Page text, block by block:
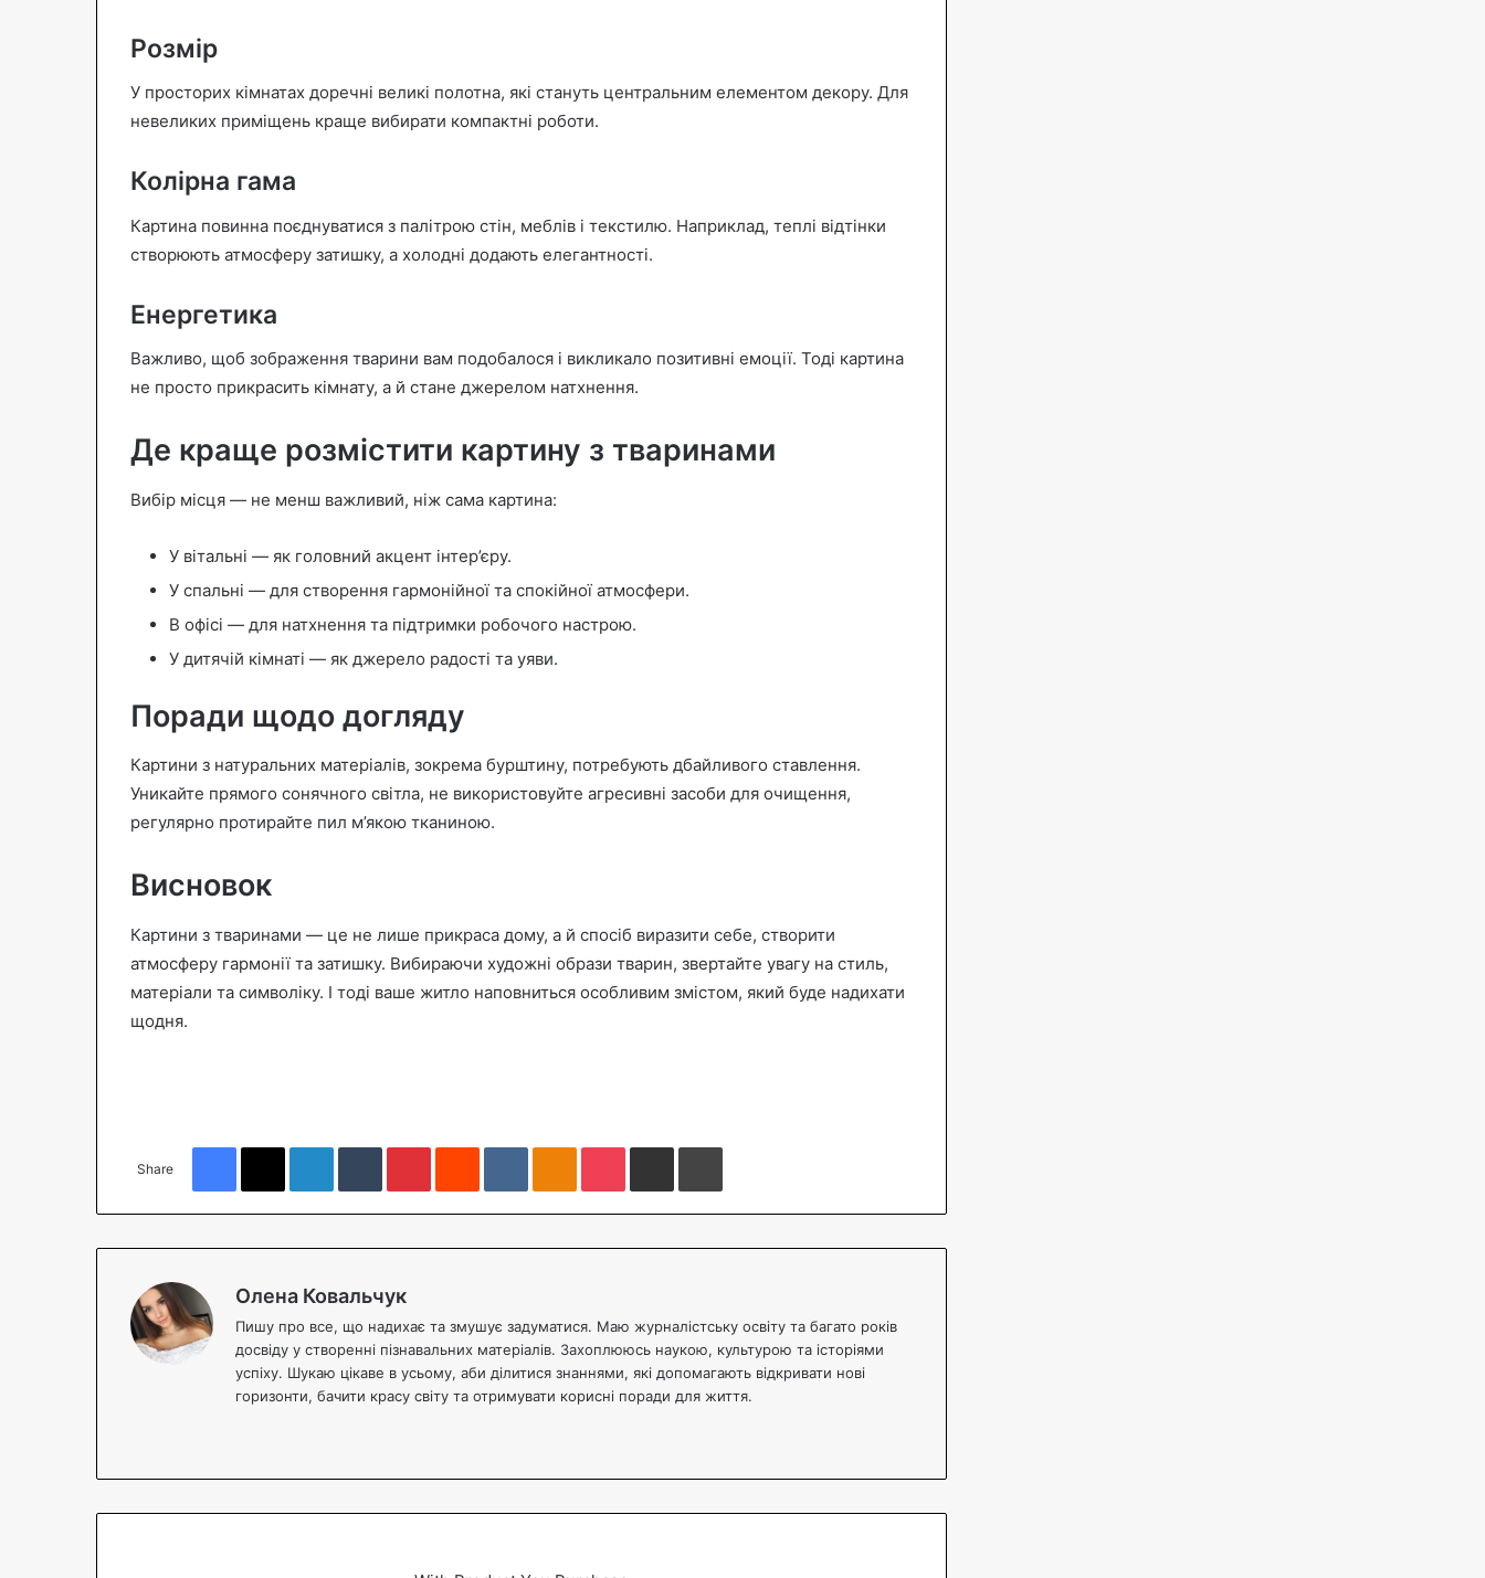
Розмір
У просторих кімнатах доречні великі полотна, які стануть центральним елементом декору. Для
невеликих приміщень краще вибирати компактні роботи.
Колірна гама
Картина повинна поєднуватися з палітрою стін, меблів і текстилю. Наприклад, теплі відтінки
створюють атмосферу затишку, а холодні додають елегантності.
Енергетика
Важливо, щоб зображення тварини вам подобалося і викликало позитивні емоції. Тоді картина
не просто прикрасить кімнату, а й стане джерелом натхнення.
Де краще розмістити картину з тваринами
Вибір місця — не менш важливий, ніж сама картина:
У вітальні — як головний акцент інтер’єру.
У спальні — для створення гармонійної та спокійної атмосфери.
В офісі — для натхнення та підтримки робочого настрою.
У дитячій кімнаті — як джерело радості та уяви.
Поради щодо догляду
Картини з натуральних матеріалів, зокрема бурштину, потребують дбайливого ставлення.
Уникайте прямого сонячного світла, не використовуйте агресивні засоби для очищення,
регулярно протирайте пил м’якою тканиною.
Висновок
Картини з тваринами — це не лише прикраса дому, а й спосіб виразити себе, створити
атмосферу гармонії та затишку. Вибираючи художні образи тварин, звертайте увагу на стиль,
матеріали та символіку. І тоді ваше житло наповниться особливим змістом, який буде надихати
щодня.
Share
Facebook X LinkedIn Tumblr Pinterest Reddit VKontakte Pocket
Олена Ковальчук
Пишу про все, що надихає та змушує задуматися. Маю журналістську освіту та багато років
досвіду у створенні пізнавальних матеріалів. Захоплююсь наукою, культурою та історіями
успіху. Шукаю цікаве в усьому, аби ділитися знаннями, які допомагають відкривати нові
горизонти, бачити красу світу та отримувати корисні поради для життя.
te